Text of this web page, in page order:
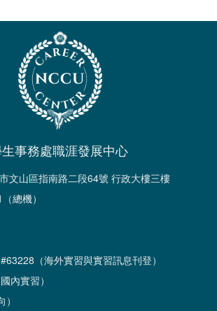
事務處職涯發展中心
文山區指南路二段64號 行政大樓三樓
總機）
（海外實習與實習訊息刊登）
內實習）